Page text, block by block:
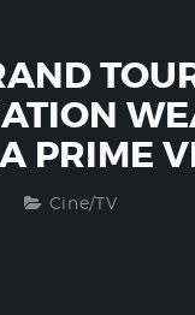
PRIME
Cine/TV